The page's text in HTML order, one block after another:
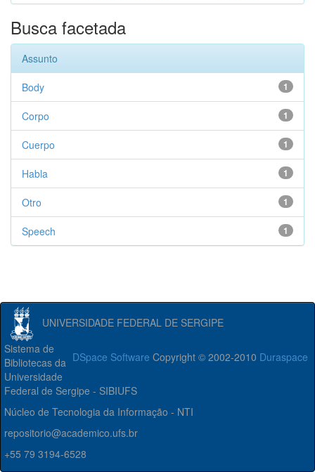
Busca facetada
Assunto
1
Body
1
Corpo
1
Cuerpo
1
Habla
1
Otro
1
Speech
UNIVERSIDADE FEDERAL DE SERGIPE
DSpace Software Copyright © 2002-2010 Duraspace
Sistema de
Bibliotecas da
Universidade
Federal de Sergipe - SIBIUFS
Núcleo de Tecnologia da Informação - NTI
repositorio@academico.ufs.br
+55 79 3194-6528